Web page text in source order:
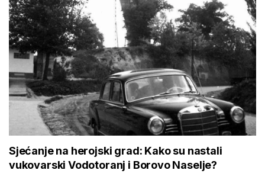
Sjećanje na herojski grad: Kako su nastali
vukovarski Vodotoranj i Borovo Naselje?